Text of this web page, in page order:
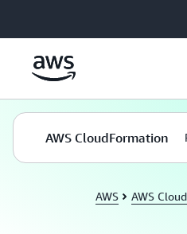
AWS CloudFormation
AWS AWS